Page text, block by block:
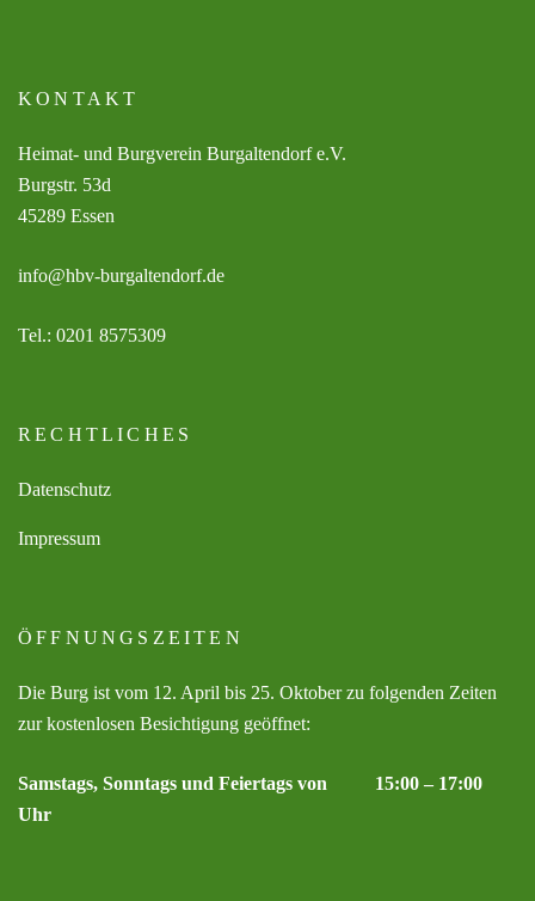
KONTAKT
Heimat- und Burgverein Burgaltendorf e.V.
Burgstr. 53d
45289 Essen
info@hbv-burgaltendorf.de
Tel.: 0201 8575309
RECHTLICHES
Datenschutz
Impressum
ÖFFNUNGSZEITEN
Die Burg ist vom 12. April bis 25. Oktober zu folgenden Zeiten
zur kostenlosen Besichtigung geöffnet:
Samstags, Sonntags und Feiertags von 15:00 – 17:00
Uhr